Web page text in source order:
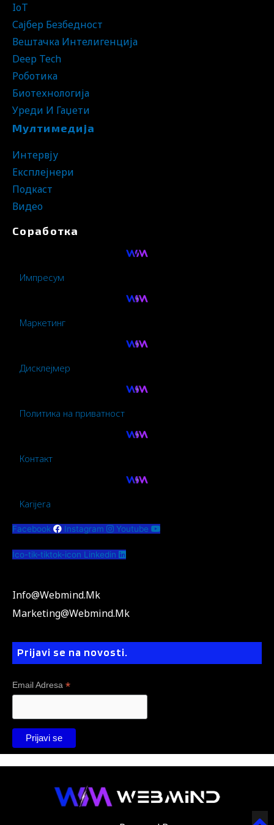
IoT
Сајбер Безбедност
Вештачка Интелигенција
Deep Tech
Роботика
Биотехнологија
Уреди И Гаџети
Мултимедија
Интервју
Експлејнери
Подкаст
Видео
Соработка
Импресум
Маркетинг
Дисклејмер
Политика на приватност
Контакт
Karijera
Facebook Instagram Youtube
Ico-tik-tiktok-icon Linkedin
Info@webmind.mk
Marketing@webmind.mk
Prijavi se na novosti.
Email Adresa *